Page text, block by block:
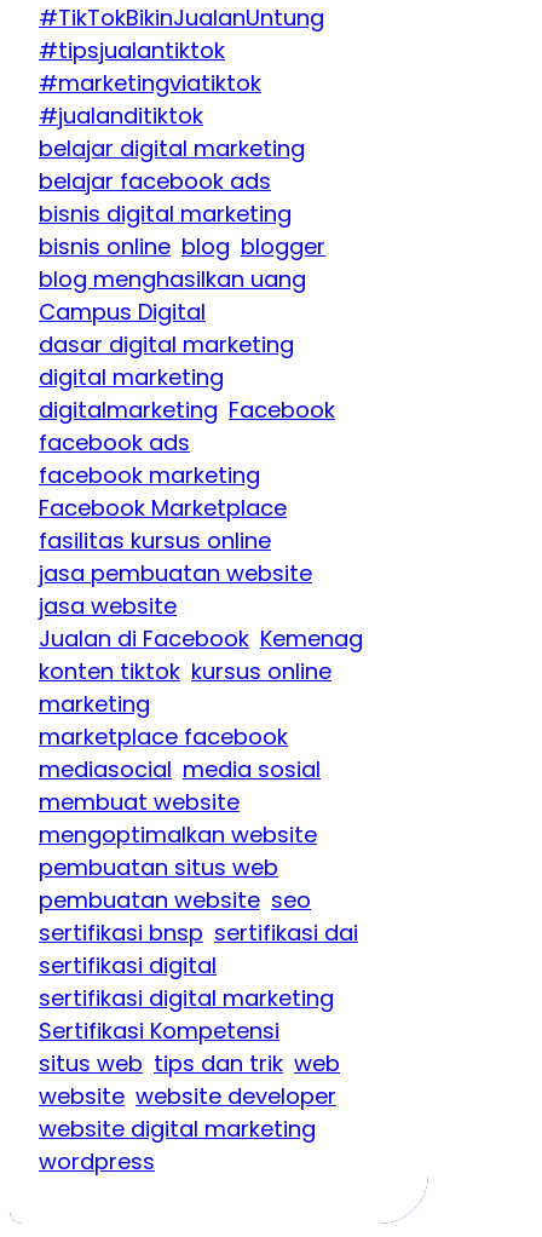
#TikTokBikinJualanUntung
#tipsjualantiktok
#marketingviatiktok
#jualanditiktok
belajar digital marketing
belajar facebook ads
bisnis digital marketing
bisnis online blog blogger
blog menghasilkan uang
Campus Digital
dasar digital marketing
digital marketing
digitalmarketing Facebook
facebook ads
facebook marketing
Facebook Marketplace
fasilitas kursus online
jasa pembuatan website
jasa website
Jualan di Facebook Kemenag
konten tiktok kursus online
marketing
marketplace facebook
mediasocial media sosial
membuat website
mengoptimalkan website
pembuatan situs web
pembuatan website seo
sertifikasi bnsp sertifikasi dai
sertifikasi digital
sertifikasi digital marketing
Sertifikasi Kompetensi
situs web tips dan trik web
website website developer
website digital marketing
wordpress